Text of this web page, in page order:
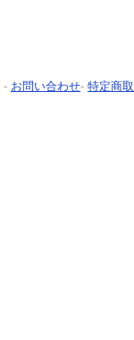
- お問い合わせ- 特定商